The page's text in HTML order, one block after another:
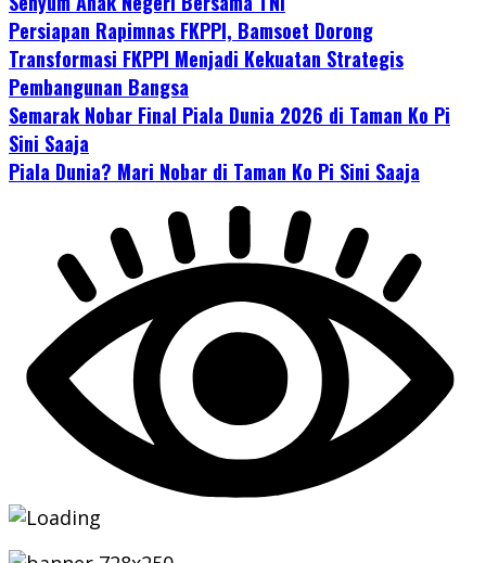
Persiapan Rapimnas FKPPI, Bamsoet Dorong
Transformasi FKPPI Menjadi Kekuatan Strategis
Pembangunan Bangsa
Semarak Nobar Final Piala Dunia 2026 di Taman Ko Pi
Sini Saaja
Piala Dunia? Mari Nobar di Taman Ko Pi Sini Saaja